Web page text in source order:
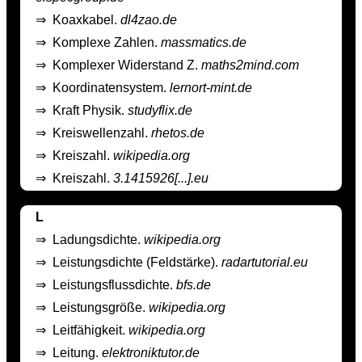
⇒ Koaxkabel. dl4zao.de
⇒ Komplexe Zahlen. massmatics.de
⇒ Komplexer Widerstand Z. maths2mind.com
⇒ Koordinatensystem. lernort-mint.de
⇒ Kraft Physik. studyflix.de
⇒ Kreiswellenzahl. rhetos.de
⇒ Kreiszahl. wikipedia.org
⇒ Kreiszahl. 3.1415926[...].eu
L
⇒
Ladungsdichte. wikipedia.org
⇒
Leistungsdichte (Feldstärke). radartutorial.eu
⇒
Leistungsflussdichte. bfs.de
⇒
Leistungsgröße. wikipedia.org
⇒
Leitfähigkeit. wikipedia.org
⇒
Leitung. elektroniktutor.de